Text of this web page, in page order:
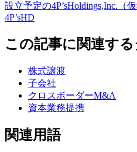
設立予定の4P’sHoldings,Inc.（
4P’sHD
この記事に関連す
株式譲渡
子会社
クロスボーダーM&A
資本業務提携
関連用語